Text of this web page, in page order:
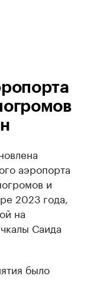
аэропорта
и
2023 года,
на
Саида
было